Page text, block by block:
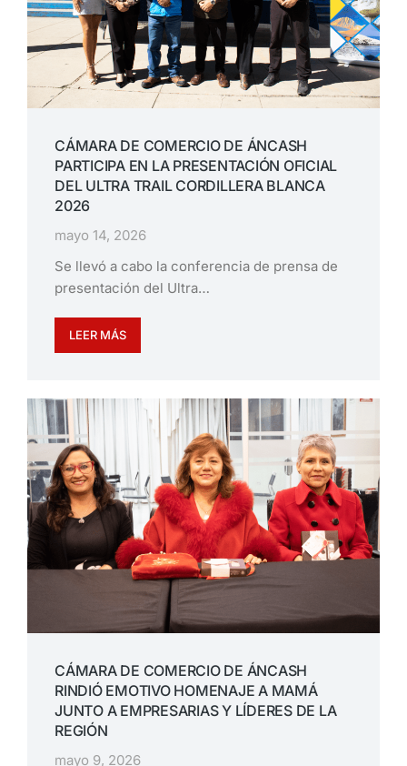
CÁMARA DE COMERCIO DE ÁNCASH
PARTICIPA EN LA PRESENTACIÓN OFICIAL
DEL ULTRA TRAIL CORDILLERA BLANCA
2026
mayo 14, 2026
Se llevó a cabo la conferencia de prensa de
presentación del Ultra…
LEER MÁS
CÁMARA DE COMERCIO DE ÁNCASH
RINDIÓ EMOTIVO HOMENAJE A MAMÁ
JUNTO A EMPRESARIAS Y LÍDERES DE LA
REGIÓN
mayo 9, 2026